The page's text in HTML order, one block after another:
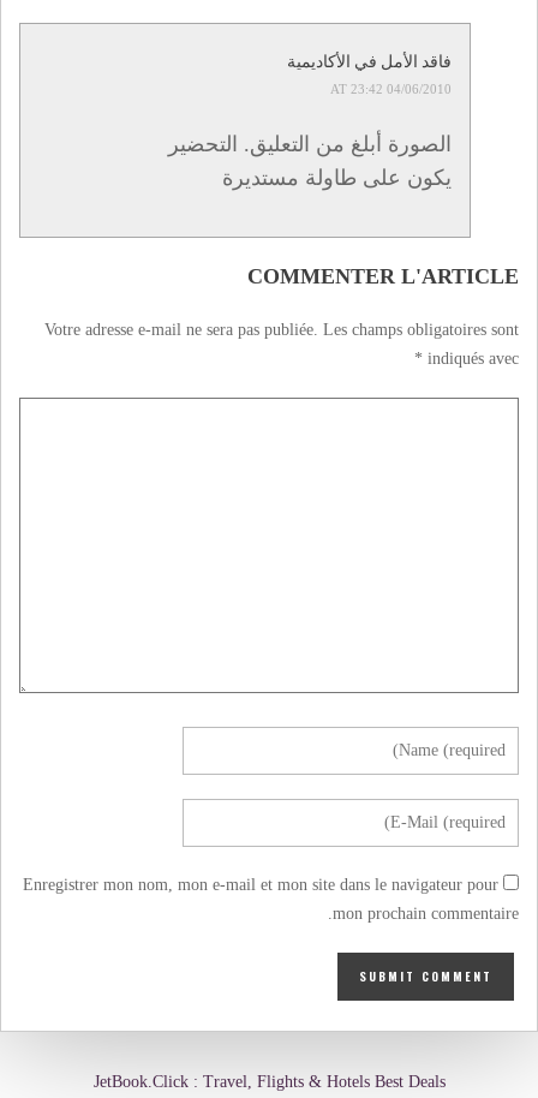
للجهة الشرقية
فاقد الأمل في الأكاديمية
04/06/2010 AT 23:42
الصورة أبلغ من التعليق. التحضير
يكون على طاولة مستديرة
COMMENTER L'ARTICLE
Votre adresse e-mail ne sera pas publiée. Les champs obligatoires sont
indiqués avec
*
Enregistrer mon nom, mon e-mail et mon site dans le navigateur pour
mon prochain commentaire.
JetBook.Click : Travel, Flights & Hotels Best Deals